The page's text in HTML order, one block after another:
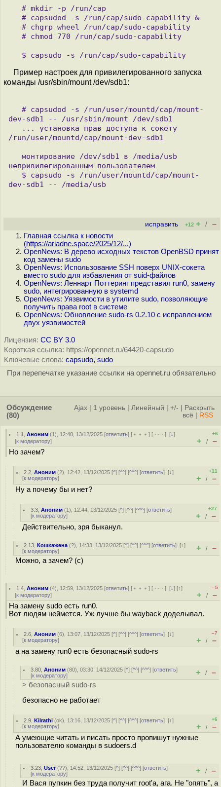
Пример настроек для привилегированного запуска
команды /usr/sbin/mount /dev/sdb1:
dev-sdb1 -- /usr/sbin/mount /dev/sdb1
/run/user/mountd/cap/mount-dev-sdb1
непривилегированным пользователем
исправить +12 + / –
Главная ссылка к новости
(https://ariadne.space/2025/12/...)
OpenNews: В дерево исходных текстов OpenBSD принят
код замены sudo
OpenNews: Использование SSH поверх UNIX-сокета
вместо sudo для избавления от suid-файлов
OpenNews: Леннарт Поттеринг представил run0, замену
sudo, интегрированную в systemd
OpenNews: Уязвимости в утилите sudo, позволяющие
получить права root в системе
OpenNews: Обновление sudo-rs 0.2.10 с исправлением
двух уязвимостей
Лицензия: CC BY 3.0
Короткая ссылка: https://opennet.ru/64420-capsudo
Ключевые слова: capsudo, sudo
При перепечатке указание ссылки на opennet.ru обязательно
Обсуждение
(80)
Ajax 1 уровень Линейный +/-
Раскрыть
всё
RSS
1.1 ,Аноним (1), 12:40, 13/12/2025 [ответить] [ ﹢﹢﹢] [ · · ·][↓]
[к модератору]
+6
+ / –
Но зачем?
2.2 ,Аноним (2), 12:42, 13/12/2025 [^] [^^] [^^^] [ответить][↓]
[к модератору]
+11
+ / –
Ну а почему бы и нет?
3.3 ,Аноним (1), 12:44, 13/12/2025 [^] [^^] [^^^] [ответить]
[к модератору]
+27
+ / –
Действительно, зря быканул.
2.13 ,Кошкажена (?), 14:33, 13/12/2025 [^] [^^] [^^^] [ответить][↑]
[к модератору] + / –
Можно, а зачем? (с)
1.4 ,Аноним (4), 12:59, 13/12/2025 [ответить] [ ﹢﹢﹢] [ · · ·][↓] [↑]
[к модератору]
–5
+ / –
На замену sudo есть run0.
Вот людям неймется. Уж лучше бы wayback доделывал.
2.6 ,Аноним (6), 13:07, 13/12/2025 [^] [^^] [^^^] [ответить][↓]
[к модератору]
–7
+ / –
а на замену run0 есть безопасный sudo-rs
3.80 ,Аноним (80), 03:30, 14/12/2025 [^] [^^] [^^^] [ответить]
[к модератору] + / –
> безопасный sudo-rs
безопасно не работает
2.9 ,Kilrathi (ok), 13:16, 13/12/2025 [^] [^^] [^^^] [ответить][↑]
[к модератору]
+6
+ / –
А умеющие читать и писать просто пропишут нужные
пользователю команды в sudoers.d
3.23 ,User(??), 14:52, 13/12/2025 [^] [^^] [^^^] [ответить]
[к модератору] + / –
И Вася пупкин без труда получит root'a, ага. Не "опять", а